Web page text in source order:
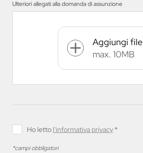
Ulteriori allegati alla domanda di assunzione
Aggiungi file
max. 10MB
Ho letto l'informativa privacy *
*campi obbligatori